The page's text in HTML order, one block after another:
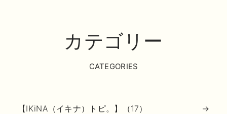
カテゴリー
CATEGORIES
【IKiNA（イキナ）トピ。】（17）